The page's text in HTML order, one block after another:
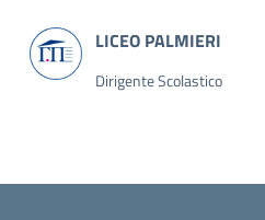
Dirigente Scolastico